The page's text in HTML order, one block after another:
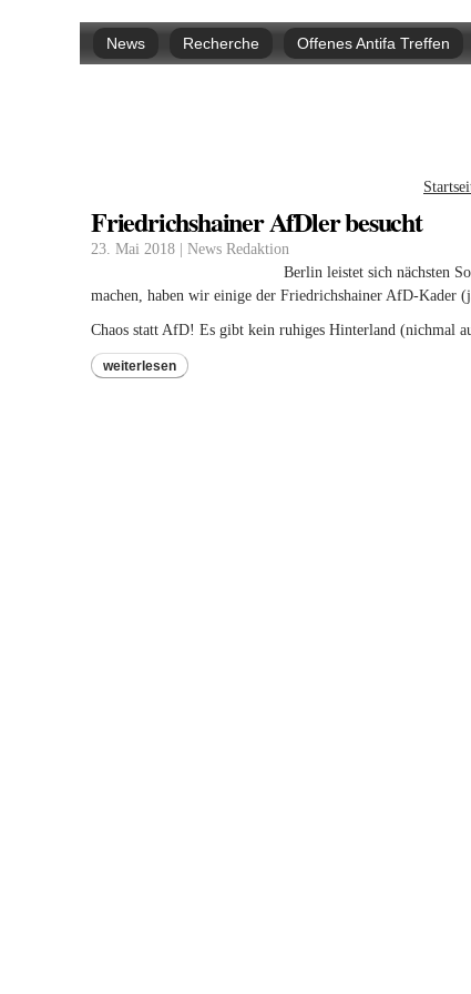
Hauptmenü
News Recherche Offenes Antifa Treffen
Sie
Friedrichshainer AfDler besucht
23. Mai 2018 | News Redaktion
Berlin leistet sich nächsten
machen, haben wir einige der Friedrichshainer AfD-Kader
Chaos statt AfD! Es gibt kein ruhiges Hinterland (nichmal
weiterlesen